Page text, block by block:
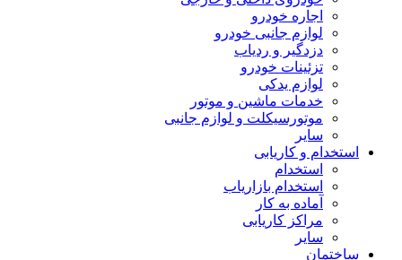
اجاره خودرو
لوازم جانبی خودرو
دزدگیر و ردیاب
تزئینات خودرو
لوازم یدکی
خدمات ماشین و موتور
موتورسیکلت و لوازم جانبی
سایر
استخدام و کاریابی
استخدام
استخدام بازاریاب
آماده به کار
مراکز کاریابی
سایر
ساختمان